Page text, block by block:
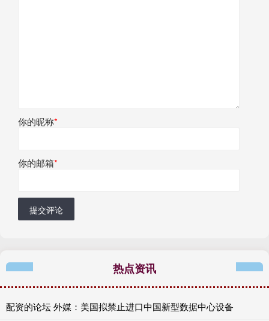
你的昵称*
你的邮箱*
提交评论
热点资讯
配资的论坛 外媒：美国拟禁止进口中国新型数据中心设备